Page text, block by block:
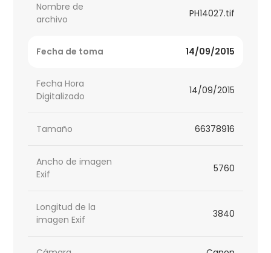
Nombre de
archivo
PH14027.tif
Fecha de toma 14/09/2015
Fecha Hora
Digitalizado
14/09/2015
Tamaño 66378916
Ancho de imagen
Exif
5760
Longitud de la
imagen Exif
3840